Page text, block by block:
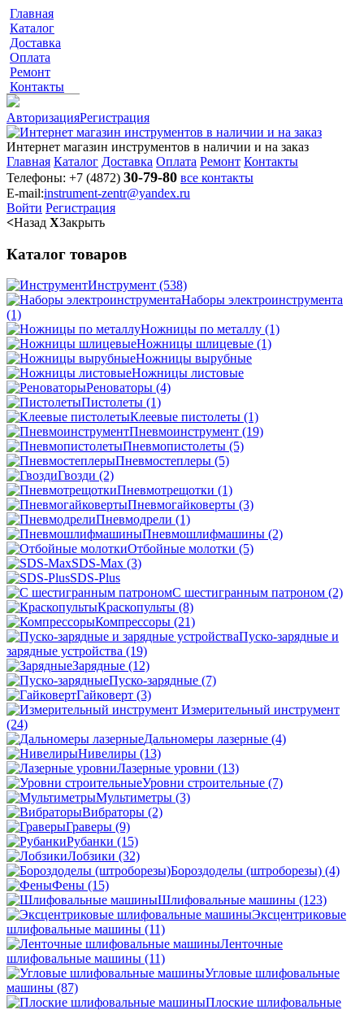
Главная
Каталог
Доставка
Оплата
Ремонт
Контакты
АвторизацияРегистрация
Интернет магазин инструментов в наличии и на заказ
Главная Каталог Доставка Оплата Ремонт Контакты
Телефоны: +7 (4872) 30-79-80 все контакты
E-mail:instrument-zentr@yandex.ru
Войти Регистрация
<Назад XЗакрыть
Каталог товаров
Инструмент (538)
Наборы электроинструмента
(1)
Ножницы по металлу (1)
Ножницы шлицевые (1)
Ножницы вырубные
Ножницы листовые
Реноваторы (4)
Пистолеты (1)
Клеевые пистолеты (1)
Пневмоинструмент (19)
Пневмопистолеты (5)
Пневмостеплеры (5)
Гвозди (2)
Пневмотрещотки (1)
Пневмогайковерты (3)
Пневмодрели (1)
Пневмошлифмашины (2)
Отбойные молотки (5)
SDS-Max (3)
SDS-Plus
C шестигранным патроном (2)
Краскопульты (8)
Компрессоры (21)
Пуско-зарядные и
зарядные устройства (19)
Зарядные (12)
Пуско-зарядные (7)
Гайковерт (3)
Измерительный инструмент
(24)
Дальномеры лазерные (4)
Нивелиры (13)
Лазерные уровни (13)
Уровни строительные (7)
Мультиметры (3)
Вибраторы (2)
Граверы (9)
Рубанки (15)
Лобзики (32)
Бороздоделы (штроборезы) (4)
Фены (15)
Шлифовальные машины (123)
Эксцентриковые
шлифовальные машины (11)
Ленточные
шлифовальные машины (11)
Угловые шлифовальные
машины (87)
Плоские шлифовальные